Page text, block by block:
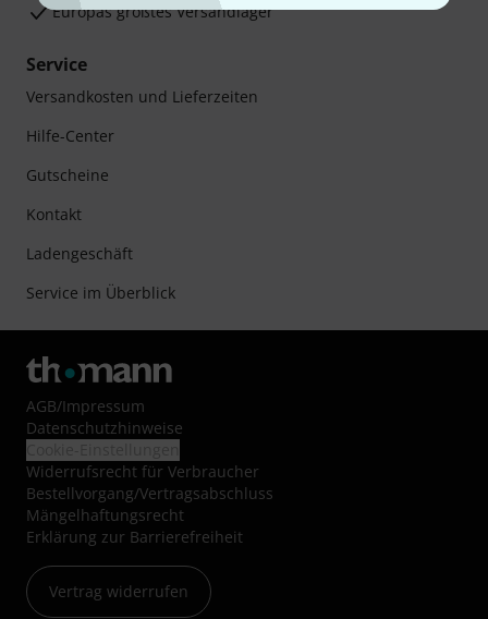
Europas größtes Versandlager
Service
Versandkosten und Lieferzeiten
Hilfe-Center
Gutscheine
Kontakt
Ladengeschäft
Service im Überblick
AGB/Impressum
Datenschutzhinweise
Widerrufsrecht für Verbraucher
Bestellvorgang/Vertragsabschluss
Mängelhaftungsrecht
Erklärung zur Barrierefreiheit
Vertrag widerrufen